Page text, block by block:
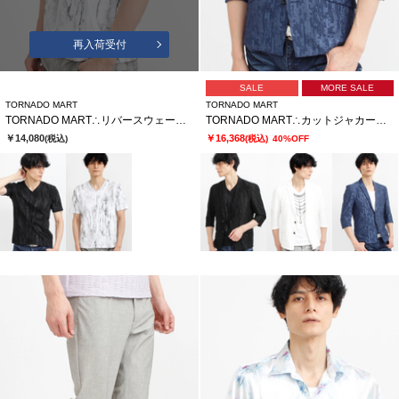
再入荷受付
TORNADO MART
TORNADO MART∴リバースウェーブシームVネック半袖カットソー
￥14,080(税込)
SALE
MORE SALE
TORNADO MART
TORNADO MART∴カットジャカード7分袖ジャケット
￥16,368(税込) 40%OFF